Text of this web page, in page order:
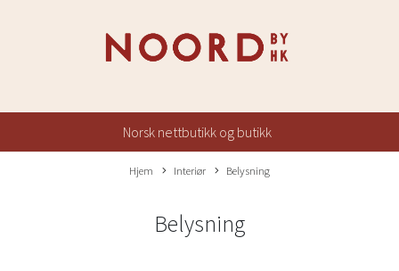
Norsk nettbutikk og butikk
Hjem Interiør Belysning
Belysning